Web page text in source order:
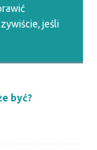
jeśli
być?